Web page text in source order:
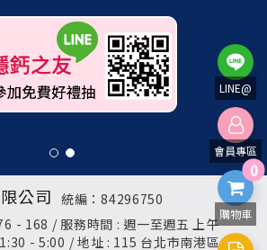
LINE@
會員專區
0
購物車
公司
統編：84296750
- 168 / 服務時間 : 週一至週五 上午
- 5:00 / 地址 : 115 台北市南港區成功